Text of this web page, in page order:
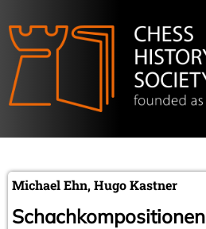
Michael Ehn, Hugo Kastner
Schachkompositionen